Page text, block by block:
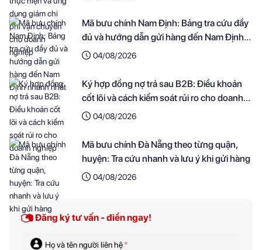
Mã bưu chính Nam Định: Bảng tra cứu đầy
đủ và hướng dẫn gửi hàng đến Nam Định
nhanh nhất
04/08/2026
Ký hợp đồng nợ trả sau B2B: Điều khoản
cốt lõi và cách kiểm soát rủi ro cho doanh
nghiệp
04/08/2026
Mã bưu chính Đà Nẵng theo từng quận,
huyện: Tra cứu nhanh và lưu ý khi gửi hàng
04/08/2026
Đăng ký tư vấn - điền ngay!
Họ và tên người liên hệ*